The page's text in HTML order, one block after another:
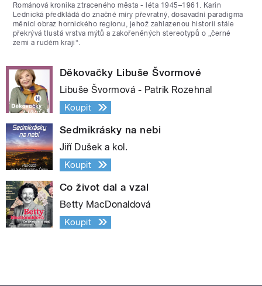
Románová kronika ztraceného města - léta 1945–1961. Karin
Lednická předkládá do značné míry převratný, dosavadní paradigma
měnící obraz hornického regionu, jehož zahlazenou historii stále
překrývá tlustá vrstva mýtů a zakořeněných stereotypů o „černé
zemi a rudém kraji“.
Děkovačky Libuše Švormové
Libuše Švormová - Patrik Rozehnal
Koupit
Sedmikrásky na nebi
Jiří Dušek a kol.
Koupit
Co život dal a vzal
Betty MacDonaldová
Koupit